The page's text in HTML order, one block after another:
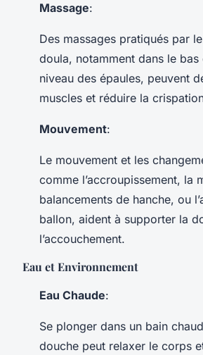
Massage:
Des massages pratiqués par
doula, notamment dans le
niveau des épaules, peuvent
muscles et réduire la
Mouvement:
Le mouvement et les
comme l’accroupissement, la
balancements de hanche, ou
ballon, aident à supporter la
l’accouchement.
Eau et Environnement
Eau Chaude:
Se plonger dans un bain
douche peut relaxer le corps